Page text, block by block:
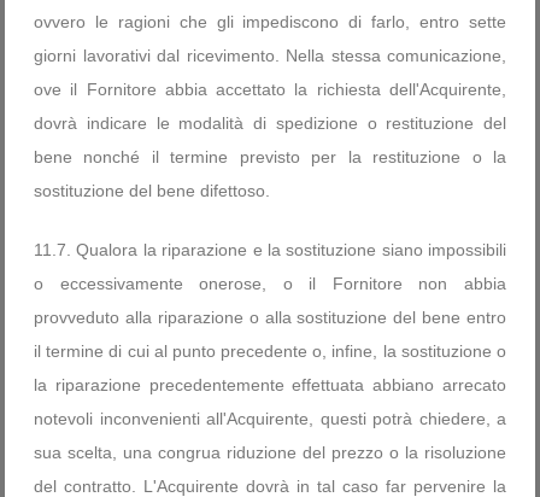
ovvero le ragioni che gli impediscono di farlo, entro sette
giorni lavorativi dal ricevimento. Nella stessa comunicazione,
ove il Fornitore abbia accettato la richiesta dell'Acquirente,
dovrà indicare le modalità di spedizione o restituzione del
bene nonché il termine previsto per la restituzione o la
sostituzione del bene difettoso.
11.7. Qualora la riparazione e la sostituzione siano impossibili
o eccessivamente onerose, o il Fornitore non abbia
provveduto alla riparazione o alla sostituzione del bene entro
il termine di cui al punto precedente o, infine, la sostituzione o
la riparazione precedentemente effettuata abbiano arrecato
notevoli inconvenienti all'Acquirente, questi potrà chiedere, a
sua scelta, una congrua riduzione del prezzo o la risoluzione
del contratto. L'Acquirente dovrà in tal caso far pervenire la